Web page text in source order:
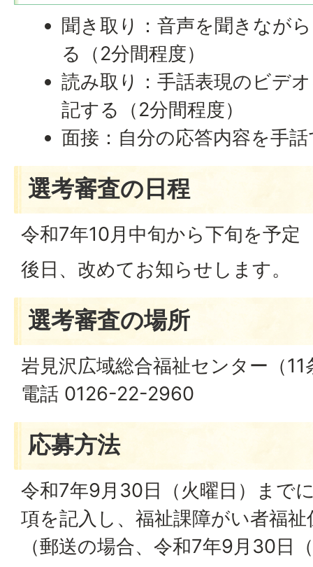
聞き取り：音声を聞きなが
る（2分間程度）
読み取り：手話表現のビデ
記する（2分間程度）
面接：自分の応答内容を手
選考審査の日程
令和7年10月中旬から下旬を予定
後日、改めてお知らせします。
選考審査の場所
岩見沢広域総合福祉センター（
電話 0126-22-2960
応募方法
令和7年9月30日（火曜日）まで
項を記入し、福祉課障がい者福
（郵送の場合、令和7年9月30日